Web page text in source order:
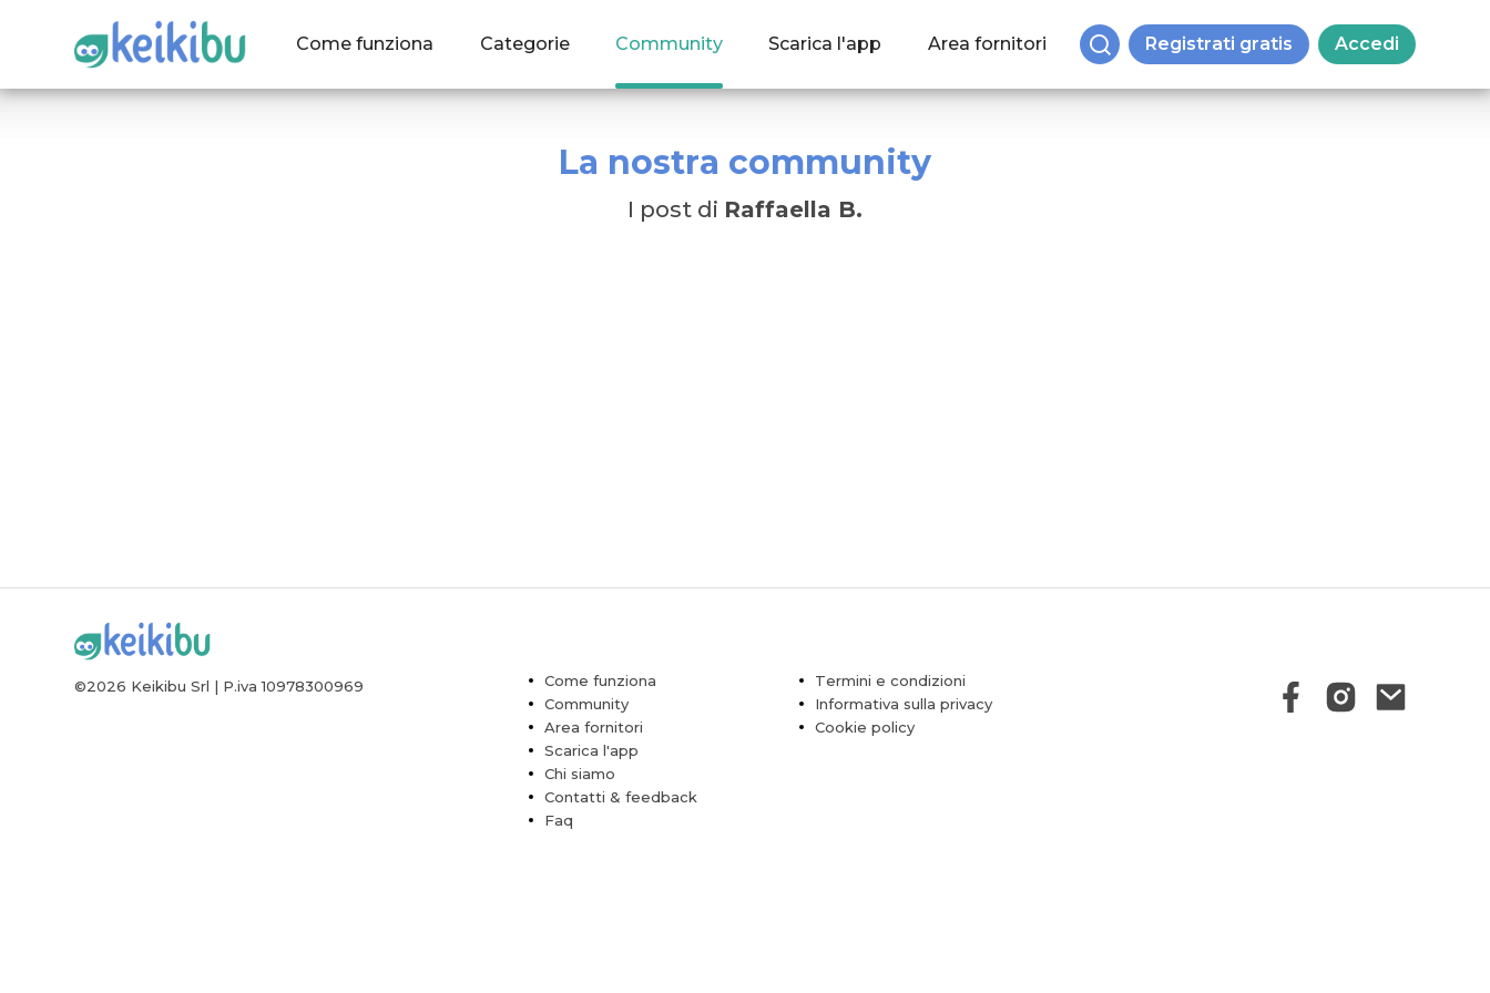
Come funziona Categorie Community Scarica l'app Area fornitori Registrati gratis Accedi
La nostra community
I post di Raffaella B.
©2026 Keikibu Srl | P.iva 10978300969
Come funziona
Community
Area fornitori
Scarica l'app
Chi siamo
Contatti & feedback
Faq
Termini e condizioni
Informativa sulla privacy
Cookie policy